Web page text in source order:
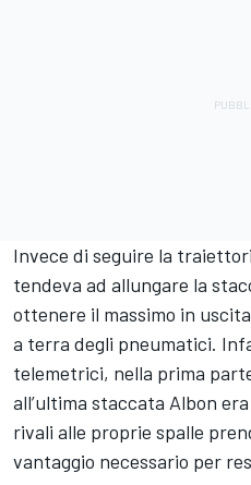
Invece di seguire la
tendeva ad allungare la
ottenere il massimo in
a terra degli pneumatici.
telemetrici, nella prima
all’ultima staccata Albon
rivali alle proprie spalle
vantaggio necessario per